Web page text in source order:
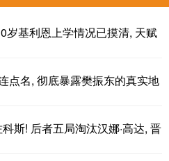
岁基利恩上学情况已摸清, 天赋
点名, 彻底暴露樊振东的真实地
斯! 后者五局淘汰汉娜·高达, 晋